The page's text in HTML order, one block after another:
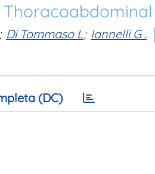
Di Tommaso L; Iannelli G .
(DC)